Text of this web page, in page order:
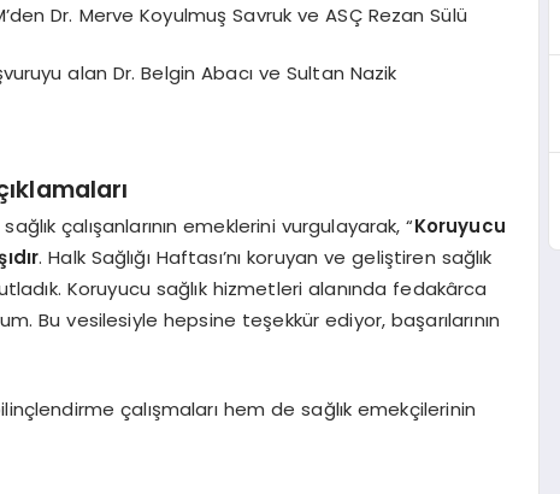
Dr. Merve Koyulmuş Savruk ve ASÇ Rezan Sülü
alan Dr. Belgin Abacı ve Sultan Nazik
çalışanlarının emeklerini vurgulayarak, “Koruyucu
. Halk Sağlığı Haftası’nı koruyan ve geliştiren sağlık
Koruyucu sağlık hizmetleri alanında fedakârca
Bu vesilesiyle hepsine teşekkür ediyor, başarılarının
çalışmaları hem de sağlık emekçilerinin